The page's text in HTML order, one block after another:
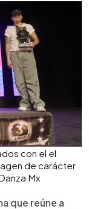
con el el
de carácter
Mx
que reúne a